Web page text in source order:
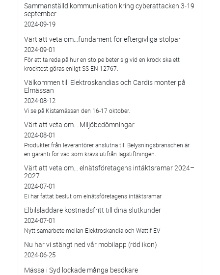
Sammanställd kommunikation kring cyberattacken 3-19
september
2024-09-19
Värt att veta om…fundament för eftergivliga stolpar
2024-09-01
För att ta reda på hur en stolpe beter sig vid en krock ska ett
krocktest göras enligt SS-EN 12767.
Välkommen till Elektroskandias och Cardis monter på
Elmässan
2024-08-12
Vi se på Kistamässan den 16-17 oktober.
Värt att veta om... Miljöbedömningar
2024-08-01
Produkter från leverantörer anslutna till Belysningsbranschen är
en garanti för vad som krävs utifrån lagstiftningen.
Värt att veta om… elnätsföretagens intäktsramar 2024–
2027
2024-07-01
Ei har fattat beslut om elnätsföretagens intäktsramar
Elbilsladdare kostnadsfritt till dina slutkunder
2024-07-01
Nytt samarbete mellan Elektroskandia och Wattif EV
Nu har vi stängt ned vår mobilapp (röd ikon)
2024-06-25
Mässa i Syd lockade många besökare